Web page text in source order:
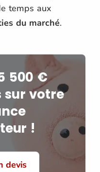
temps aux
du marché.
500 €
sur votre
!
devis